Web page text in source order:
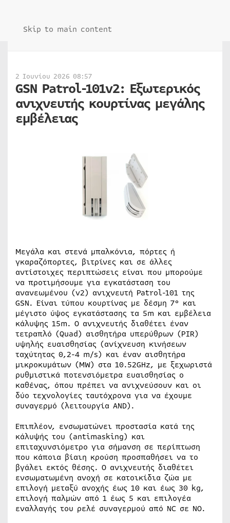
Skip to main content
2 Ιουνίου 2026 08:57
GSN Patrol-101v2: Εξωτερικός
ανιχνευτής κουρτίνας μεγάλης
εμβέλειας
Μεγάλα και στενά μπαλκόνια, πόρτες ή
γκαραζόπορτες, βιτρίνες και σε άλλες
αντίστοιχες περιπτώσεις είναι που μπορούμε
να προτιμήσουμε για εγκατάσταση του
ανανεωμένου (v2) ανιχνευτή Patrol-101 της
GSN. Είναι τύπου κουρτίνας με δέσμη 7° και
μέγιστο ύψος εγκατάστασης τα 5m και εμβέλεια
κάλυψης 15m. Ο ανιχνευτής διαθέτει έναν
τετραπλό (Quad) αισθητήρα υπερύθρων (PIR)
υψηλής ευαισθησίας (ανίχνευση κινήσεων
ταχύτητας 0,2-4 m/s) και έναν αισθητήρα
μικροκυμάτων (MW) στα 10.52GHz, με ξεχωριστά
ρυθμιστικά ποτενσιόμετρα ευαισθησίας ο
καθένας, όπου πρέπει να ανιχνεύσουν και οι
δύο τεχνολογίες ταυτόχρονα για να έχουμε
συναγερμό (λειτουργία AND).
Επιπλέον, ενσωματώνει προστασία κατά της
κάλυψής του (antimasking) και
επιταχυνσιόμετρο για σήμανση σε περίπτωση
που κάποια βίαιη κρούση προσπαθήσει να το
βγάλει εκτός θέσης. Ο ανιχνευτής διαθέτει
ενσωματωμένη ανοχή σε κατοικίδια ζώα με
επιλογή μεταξύ ανοχής έως 10 και έως 30 kg,
επιλογή παλμών από 1 έως 5 και επιλογέα
εναλλαγής του ρελέ συναγερμού από NC σε NO.